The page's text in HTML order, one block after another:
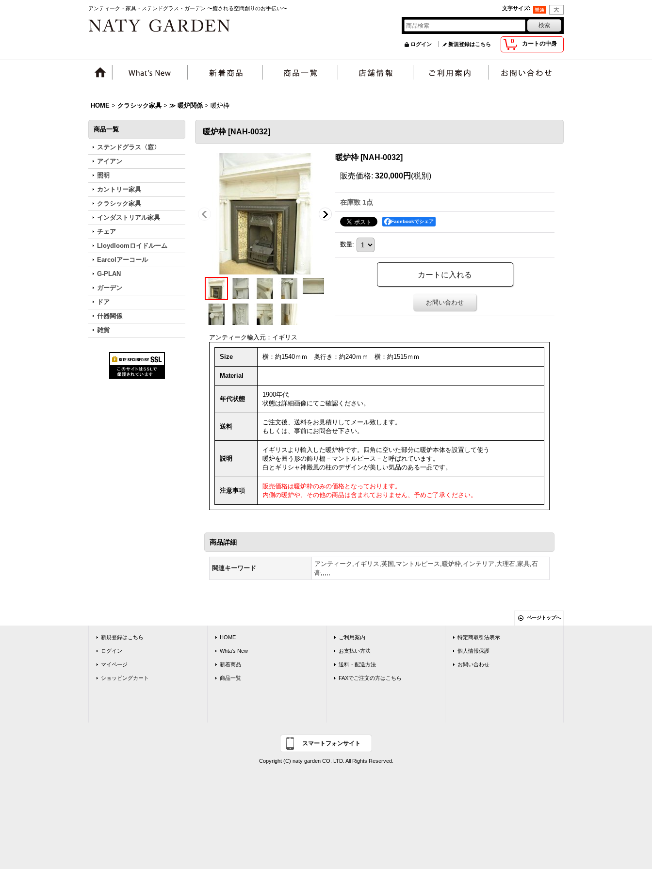
アンティーク・家具・ステンドグラス・ガーデン 〜癒される空間創りのお手伝い〜 文字サイズ:
0 カートの中身
ログイン 新規登録はこちら
HOME > クラシック家具 > ≫ 暖炉関係 > 暖炉枠
商品一覧
ステンドグラス〈窓〉
アイアン
照明
カントリー家具
クラシック家具
インダストリアル家具
チェア
Lloydloomロイドルーム
Earcolアーコール
G-PLAN
ガーデン
ドア
什器関係
雑貨
暖炉枠 [NAH-0032]
暖炉枠 [NAH-0032]
販売価格: 320,000円 (税別)
在庫数 1点
Facebookでシェア
数量:
お問い合わせ
アンティーク輸入元：イギリス
Size 横：約1540ｍｍ 奥行き：約240ｍｍ 横：約1515ｍｍ
Material
年代状態
1900年代
状態は詳細画像にてご確認ください。
送料
ご注文後、送料をお見積りしてメール致します。
もしくは、事前にお問合せ下さい。
説明
イギリスより輸入した暖炉枠です。四角に空いた部分に暖炉本体を設置して使う
暖炉を囲う形の飾り棚－マントルピース－と呼ばれています。
白とギリシャ神殿風の柱のデザインが美しい気品のある一品です。
注意事項
販売価格は暖炉枠のみの価格となっております。
内側の暖炉や、その他の商品は含まれておりません、予めご了承ください。
商品詳細
関連キーワード
アンティーク,イギリス,英国,マントルピース,暖炉枠,インテリア,大理石,家具,石
膏,,,,,
ページトップへ
新規登録はこちら
ログイン
マイページ
ショッピングカート
HOME
Whta's New
新着商品
商品一覧
ご利用案内
お支払い方法
送料・配送方法
FAXでご注文の方はこちら
特定商取引法表示
個人情報保護
お問い合わせ
スマートフォンサイト
Copyright (C) naty garden CO. LTD. All Rights Reserved.